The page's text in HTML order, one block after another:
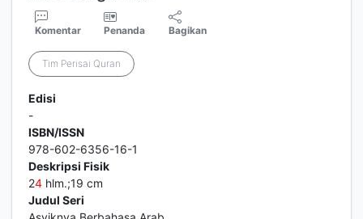
Komentar Penanda Bagikan
Tim Perisai Quran
Edisi
-
ISBN/ISSN
978-602-6356-16-1
Deskripsi Fisik
24 hlm.;19 cm
Judul Seri